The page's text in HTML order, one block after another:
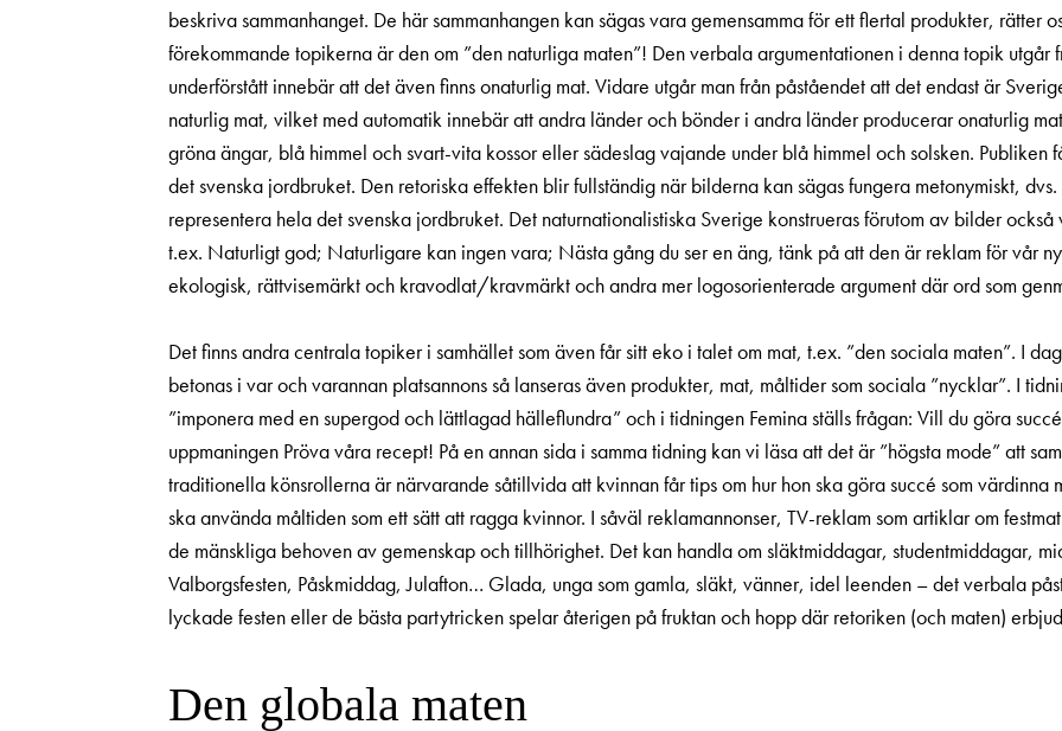
beskriva sammanhanget. De här sammanhangen kan sägas vara gemensamma för ett flertal produkter, rätter
förekommande topikerna är den om ”den naturliga maten”! Den verbala argumentationen i denna topik utgår
underförstått innebär att det även finns onaturlig mat. Vidare utgår man från påståendet att det endast är
naturlig mat, vilket med automatik innebär att andra länder och bönder i andra länder producerar onaturlig
gröna ängar, blå himmel och svart-vita kossor eller sädeslag vajande under blå himmel och solsken.
det svenska jord­bruket. Den retoriska effekten blir fullständig när bilderna kan sägas fungera metonymiskt,
representera hela det svenska jordbruket. Det naturnationalistiska Sverige konstrueras förutom av bilder
t.ex. Naturligt god; Naturligare kan ingen vara; Nästa gång du ser en äng, tänk på att den är reklam för vår
ekologisk, rättvisemärkt och krav­odlat/kravmärkt och andra mer logosorienterade argument där ord som
Det finns andra centrala topiker i samhället som även får sitt eko i talet om mat, t.ex. ”den sociala maten”. I
betonas i var och varannan platsannons så lanseras även produkter, mat, måltider som sociala ”nycklar”. I
”imponera med en supergod och lättlagad hälle­flundra” och i tidningen Femina ställs frågan: Vill du göra
uppmaningen Pröva våra recept! På en annan sida i samma tidning kan vi läsa att det är ”högsta mode” att
traditionella könsrollerna är närvarande såtillvida att kvinnan får tips om hur hon ska göra succé som värdinna
ska använda måltiden som ett sätt att ragga kvinnor. I såväl reklamannonser, TV-reklam som artiklar om
de mänskliga behoven av gemenskap och tillhörighet. Det kan handla om släktmiddagar, studentmiddagar,
Valborgsfesten, Påskmiddag, Julafton… Glada, unga som gamla, släkt, vänner, idel leenden – det verbala
lyckade festen eller de bästa partytricken spelar återigen på fruktan och hopp där retoriken (och maten)
Den globala maten